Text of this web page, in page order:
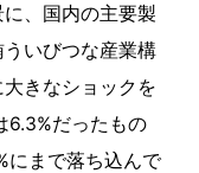
、国内の主要製
いびつな産業構
きなショックを
6.3%だったもの
にまで落ち込んで